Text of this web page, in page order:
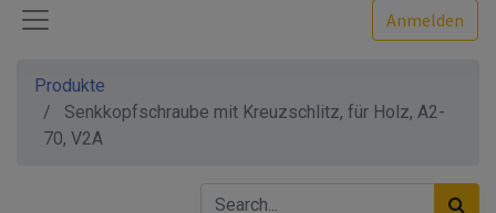
Anmelden
Produkte
Senkkopfschraube mit Kreuzschlitz, für Holz, A2-
70, V2A